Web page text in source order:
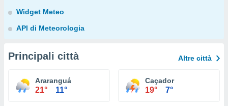
Widget Meteo
API di Meteorologia
Principali città Altre città
Araranguá
21° 11°
Caçador
19° 7°